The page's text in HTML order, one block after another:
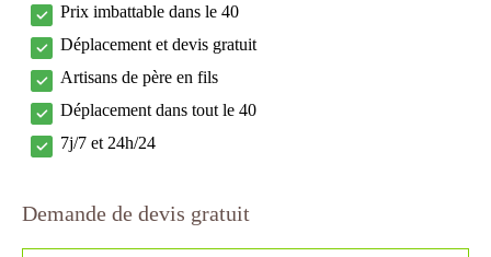
Prix imbattable dans le 40
Déplacement et devis gratuit
Artisans de père en fils
Déplacement dans tout le 40
7j/7 et 24h/24
Demande de devis gratuit